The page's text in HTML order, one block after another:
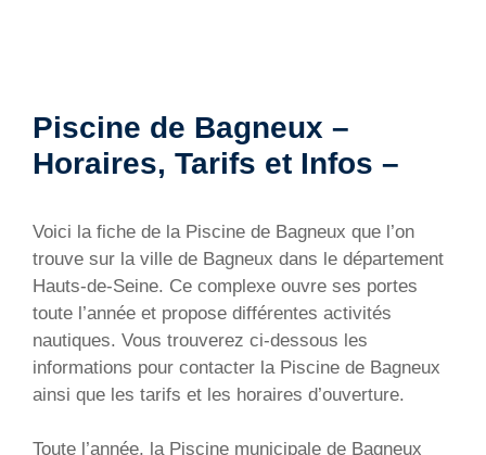
Piscine de Bagneux –
Horaires, Tarifs et Infos –
Voici la fiche de la Piscine de Bagneux que l’on
trouve sur la ville de Bagneux dans le département
Hauts-de-Seine. Ce complexe ouvre ses portes
toute l’année et propose différentes activités
nautiques. Vous trouverez ci-dessous les
informations pour contacter la Piscine de Bagneux
ainsi que les tarifs et les horaires d’ouverture.
Toute l’année, la Piscine municipale de Bagneux